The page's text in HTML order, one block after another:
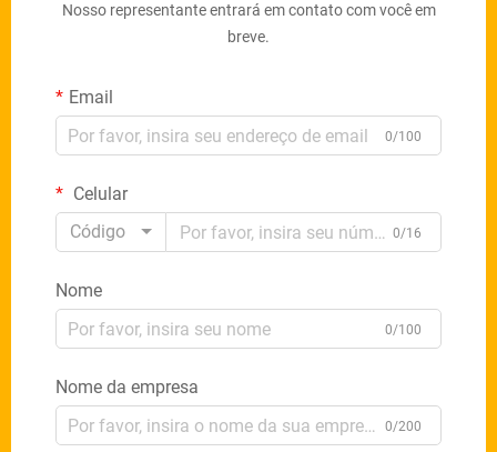
Nosso representante entrará em contato com você em
breve.
Email
0/100
Celular
Código
0/16
Nome
0/100
Nome da empresa
0/200